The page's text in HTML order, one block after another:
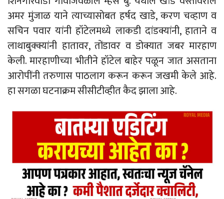
अमर मुंजाळ याने त्याच्यासोबत हर्षद खाडे, करण चव्हाण व
सचिन पवार यांनी हॉटेलमध्ये लाकडी दांडक्यांनी, हाताने व
लाथाबुक्क्यांनी हातावर, तोंडावर व डोक्यात जबर मारहाण
केली. मारहाणीच्या भीतीने हॉटेल बाहेर पळून जात असताना
आरोपींनी तरुणास पाठलाग करून करून जखमी केले आहे.
हा सगळा घटनाक्रम सीसीटीव्हीत कैद झाला आहे.